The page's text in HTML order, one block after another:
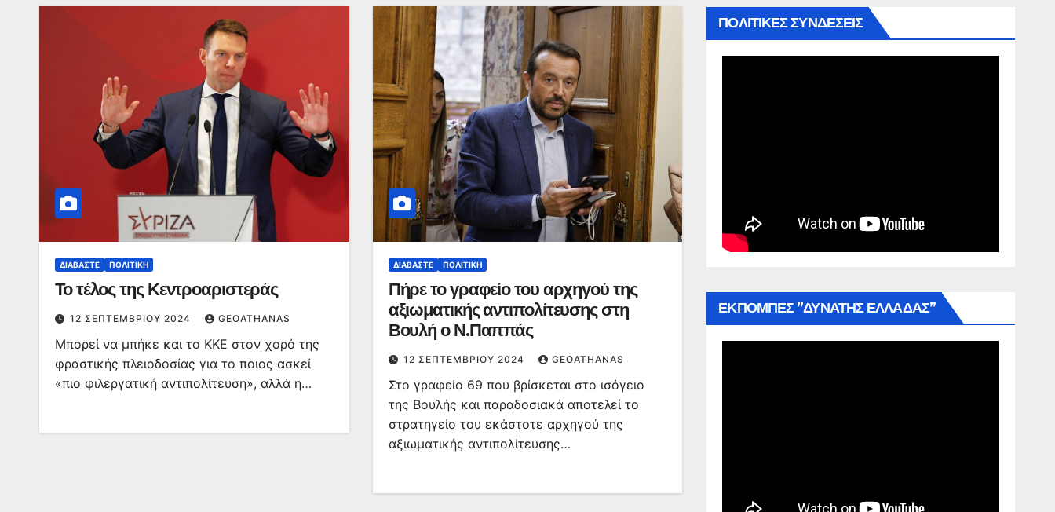
ΔΙΑΒΆΣΤΕ ΠΟΛΙΤΙΚΉ
Το τέλος της Κεντροαριστεράς
12 ΣΕΠΤΕΜΒΡΊΟΥ 2024 GEOATHANAS
Μπορεί να μπήκε και το ΚΚΕ στον χορό της
φραστικής πλειοδοσίας για το ποιος ασκεί
«πιο φιλεργατική αντιπολίτευση», αλλά η…
ΔΙΑΒΆΣΤΕ ΠΟΛΙΤΙΚΉ
Πήρε το γραφείο του αρχηγού της
αξιωματικής αντιπολίτευσης στη
Βουλή ο Ν.Παππάς
12 ΣΕΠΤΕΜΒΡΊΟΥ 2024 GEOATHANAS
Στο γραφείο 69 που βρίσκεται στο ισόγειο
της Βουλής και παραδοσιακά αποτελεί το
στρατηγείο του εκάστοτε αρχηγού της
αξιωματικής αντιπολίτευσης…
ΠΟΛΙΤΙΚΕΣ ΣΥΝΔΕΣΕΙΣ
ΕΚΠΟΜΠΕΣ ”ΔΥΝΑΤΗΣ ΕΛΛΑΔΑΣ”